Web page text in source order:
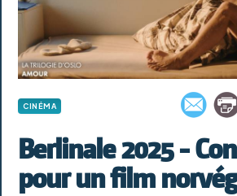
CINÉMA
Berlinale 2025 -
pour un film